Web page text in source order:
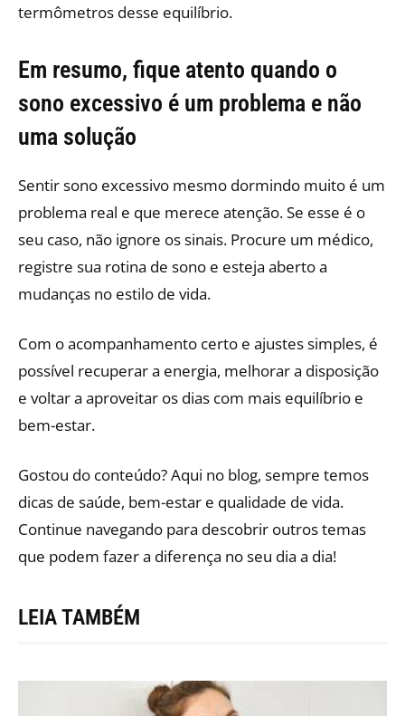
termômetros desse equilíbrio.
Em resumo, fique atento quando o
sono excessivo é um problema e não
uma solução
Sentir sono excessivo mesmo dormindo muito é um
problema real e que merece atenção. Se esse é o
seu caso, não ignore os sinais. Procure um médico,
registre sua rotina de sono e esteja aberto a
mudanças no estilo de vida.
Com o acompanhamento certo e ajustes simples, é
possível recuperar a energia, melhorar a disposição
e voltar a aproveitar os dias com mais equilíbrio e
bem-estar.
Gostou do conteúdo? Aqui no blog, sempre temos
dicas de saúde, bem-estar e qualidade de vida.
Continue navegando para descobrir outros temas
que podem fazer a diferença no seu dia a dia!
LEIA TAMBÉM